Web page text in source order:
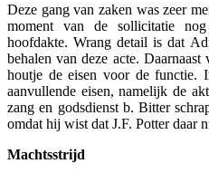
Deze gang van zaken was zeer
moment van de sollicitatie
hoofdakte. Wrang detail is dat
behalen van deze acte.
houtje de eisen voor de functie.
aanvullende eisen, namelijk de
zang en godsdienst b. Bitter
omdat hij wist dat J.F. Potter daar
Machtsstrijd